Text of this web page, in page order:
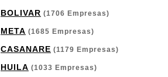
BOLIVAR (1706 Empresas)
META (1685 Empresas)
CASANARE (1179 Empresas)
HUILA (1033 Empresas)